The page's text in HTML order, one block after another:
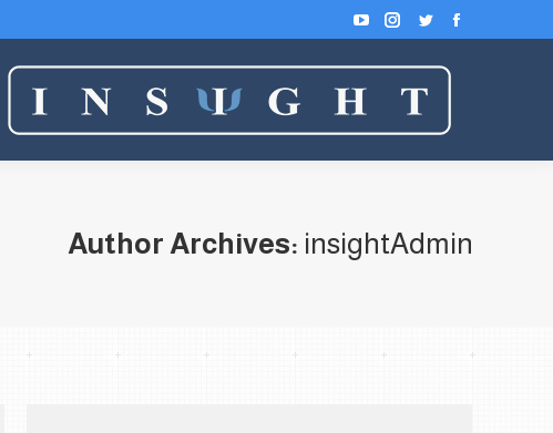
Facebook
Twitter
Instagram
YouTube
Author Archives: insightAdmin